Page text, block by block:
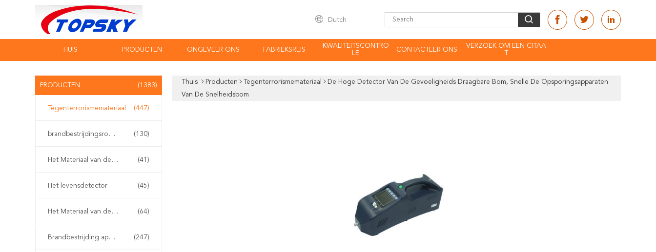
Dutch
HUIS PRODUCTEN ONGEVEER ONS FABRIEKSREIS
KWALITEITSCONTRO
LE
CONTACTEER ONS
VERZOEK OM EEN CITAA
PRODUCTEN (1383)
Tegenterrorismemateriaal (447)
brandbestrijdingsrobot (130)
Het Materiaal van de waterredding (41)
Het levensdetector (45)
Het Materiaal van de aardbevingsredding (64)
Brandbestrijding apparatuur (247)
Thuis Producten Tegenterrorismemateriaal
De Hoge Detector Van De Gevoeligheids Draagbare Bom, Snelle De Opsporingsapparaten
Van De Snelheidsbom